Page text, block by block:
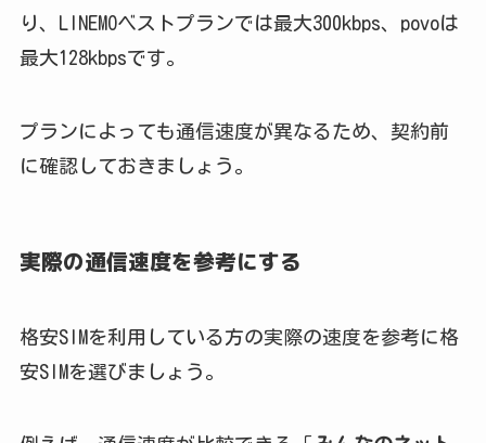
り、LINEMOベストプランでは最大300kbps、povoは
最大128kbpsです。
プランによっても通信速度が異なるため、契約前
に確認しておきましょう。
実際の通信速度を参考にする
格安SIMを利用している方の実際の速度を参考に格
安SIMを選びましょう。